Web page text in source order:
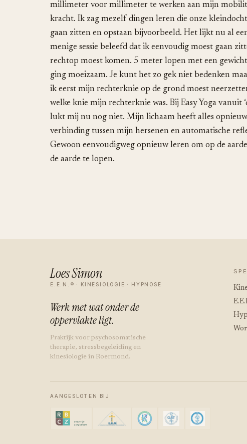
millimeter voor millimeter te werken aan mijn
kracht. Ik zag mezelf dingen leren die onze
gaan zitten en opstaan bijvoorbeeld. Het lijkt nu al
menige sessie beleefd dat ik eenvoudig moest gaan
rechtop moest komen. 5 meter lopen met een
ging moeizaam. Je kunt het zo gek niet bedenken
ik eerst mijn rechterknie op de grond moest
welke knie mijn rechterknie was. Bij Easy Yoga vanuit
lukt mij nu nog niet. Mijn lichaam heeft alles
verbinding tussen mijn hersenen en automatische
Gewoon eenvoudigweg opnieuw leren om op de
de aarde te lopen.
Loes Simon
E.E.N.® · KINESIOLOGIE · HYPNOSE
Werk met wat onder de
oppervlakte ligt.
Praktijk voor psychosomatische
therapie, stressbegeleiding en
kinesiologie in Roermond.
AANGESLOTEN BIJ